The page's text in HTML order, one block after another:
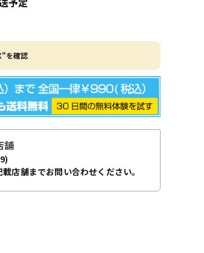
を確認
舗
店舗までお問い合わせください。